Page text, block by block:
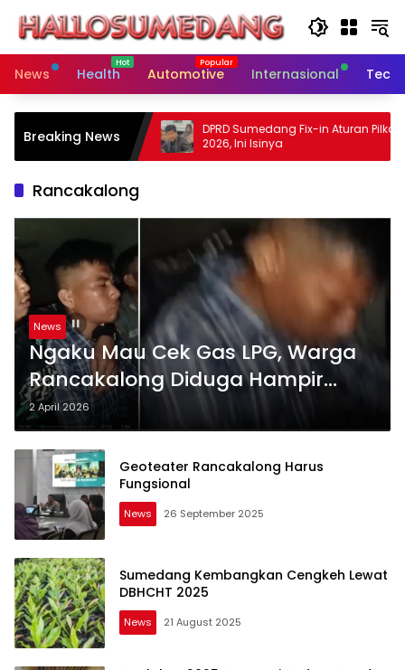
content
News
Health Automotive Internasional
Breaking News
Dorong
dan Dekat
DPRD Sumedang Fix-in Aturan Pilkades
2026, Ini Isinya
Rancakalong
News
Ngaku Mau Cek Gas LPG, Warga
Rancakalong Diduga Hampir
Kena Modus Penipuan
2 April 2026
Geoteater Rancakalong Harus
Fungsional
News 26 September 2025
Sumedang Kembangkan Cengkeh Lewat
DBHCHT 2025
News 21 August 2025